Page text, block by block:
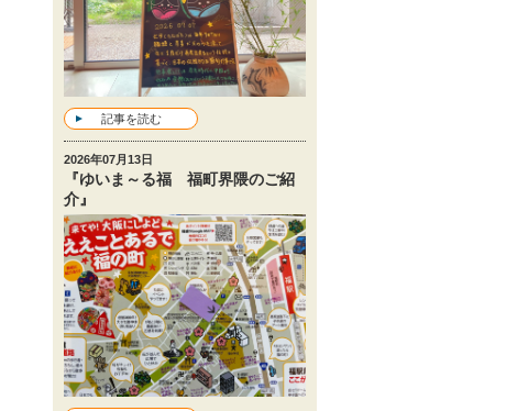
記事を読む
2026年07月13日
『ゆいま～る福 福町界隈のご紹
介』